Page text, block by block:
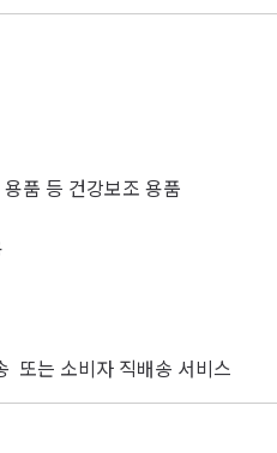
품 등 건강보조 용품
또는 소비자 직배송 서비스